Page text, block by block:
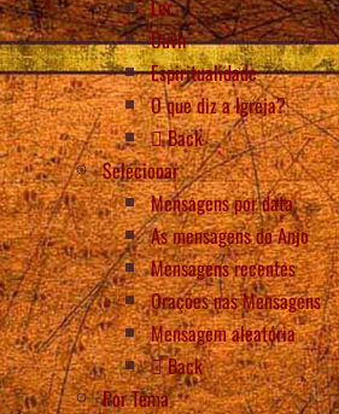
Ler
Ouvir
Espiritualidade
O que diz a Igreja?
Back
Selecionar
Mensagens por data
As mensagens do Anjo
Mensagens recentes
Orações nas Mensagens
Mensagem aleatória
Back
Por Tema